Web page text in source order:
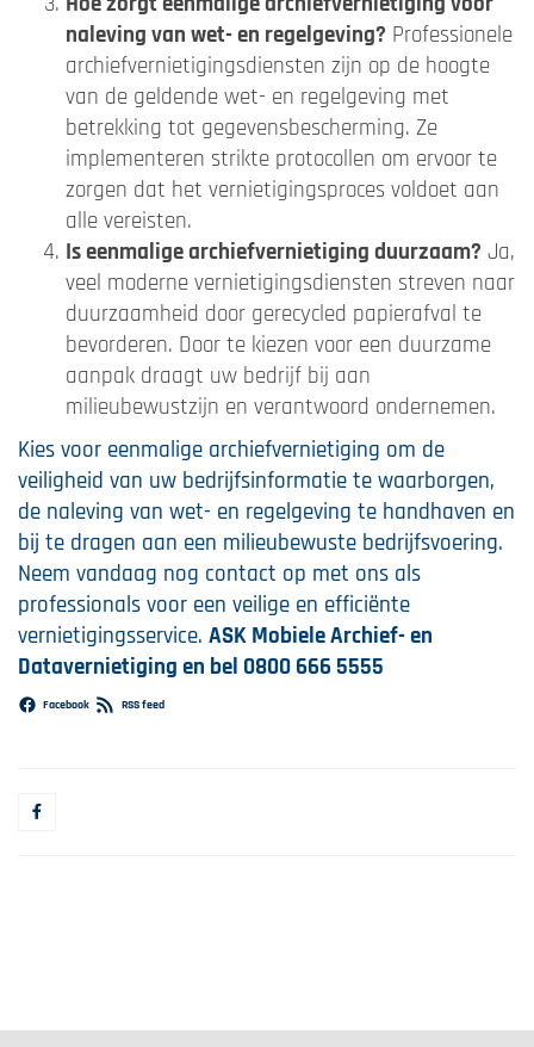
naleving van wet- en regelgeving? Professionele
archiefvernietigingsdiensten zijn op de hoogte
van de geldende wet- en regelgeving met
betrekking tot gegevensbescherming. Ze
implementeren strikte protocollen om ervoor te
zorgen dat het vernietigingsproces voldoet aan
alle vereisten.
Is eenmalige archiefvernietiging duurzaam? Ja,
veel moderne vernietigingsdiensten streven naar
duurzaamheid door gerecycled papierafval te
bevorderen. Door te kiezen voor een duurzame
aanpak draagt uw bedrijf bij aan
milieubewustzijn en verantwoord ondernemen.
Kies voor eenmalige archiefvernietiging om de
veiligheid van uw bedrijfsinformatie te waarborgen,
de naleving van wet- en regelgeving te handhaven en
bij te dragen aan een milieubewuste bedrijfsvoering.
Neem vandaag nog contact op met ons als
professionals voor een veilige en efficiënte
vernietigingsservice. ASK Mobiele Archief- en
Datavernietiging en bel 0800 666 5555
Facebook RSS feed